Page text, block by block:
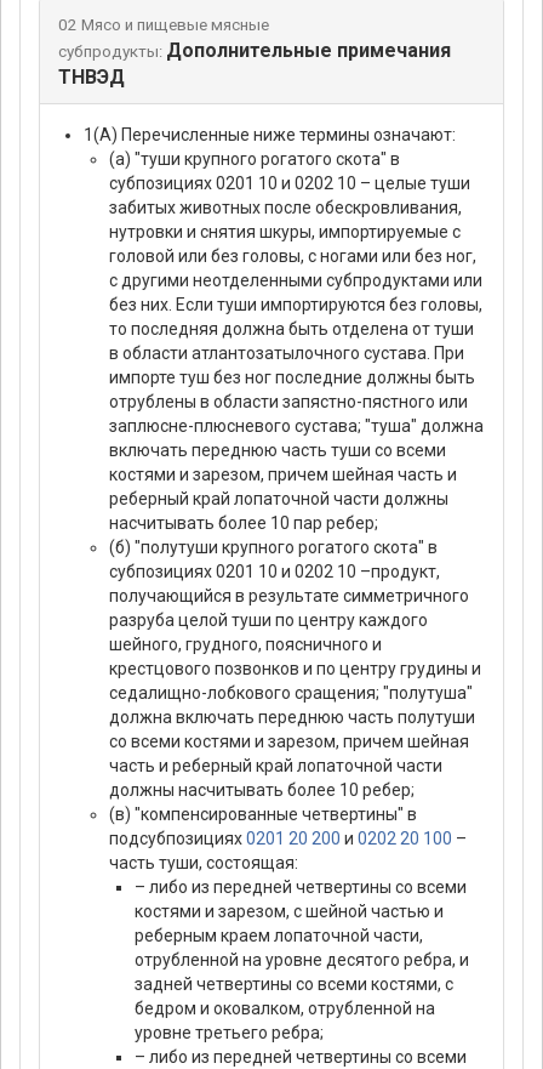
02 Мясо и пищевые мясные
субпродукты: Дополнительные примечания
ТНВЭД
1(А) Перечисленные ниже термины означают:
(а) "туши крупного рогатого скота" в
субпозициях 0201 10 и 0202 10 – целые туши
забитых животных после обескровливания,
нутровки и снятия шкуры, импортируемые с
головой или без головы, с ногами или без ног,
с другими неотделенными субпродуктами или
без них. Если туши импортируются без головы,
то последняя должна быть отделена от туши
в области атлантозатылочного сустава. При
импорте туш без ног последние должны быть
отрублены в области запястно-пястного или
заплюсне-плюсневого сустава; "туша" должна
включать переднюю часть туши со всеми
костями и зарезом, причем шейная часть и
реберный край лопаточной части должны
насчитывать более 10 пар ребер;
(б) "полутуши крупного рогатого скота" в
субпозициях 0201 10 и 0202 10 –продукт,
получающийся в результате симметричного
разруба целой туши по центру каждого
шейного, грудного, поясничного и
крестцового позвонков и по центру грудины и
седалищно-лобкового сращения; "полутуша"
должна включать переднюю часть полутуши
со всеми костями и зарезом, причем шейная
часть и реберный край лопаточной части
должны насчитывать более 10 ребер;
(в) "компенсированные четвертины" в
подсубпозициях0201 20 200 и 0202 20 100 –
часть туши, состоящая:
– либо из передней четвертины со всеми
костями и зарезом, с шейной частью и
реберным краем лопаточной части,
отрубленной на уровне десятого ребра, и
задней четвертины со всеми костями, с
бедром и оковалком, отрубленной на
уровне третьего ребра;
– либо из передней четвертины со всеми